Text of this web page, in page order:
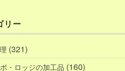
リー
(321)
・ロッジの加工品 (160)